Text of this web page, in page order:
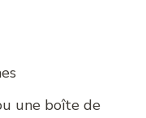
une boîte de